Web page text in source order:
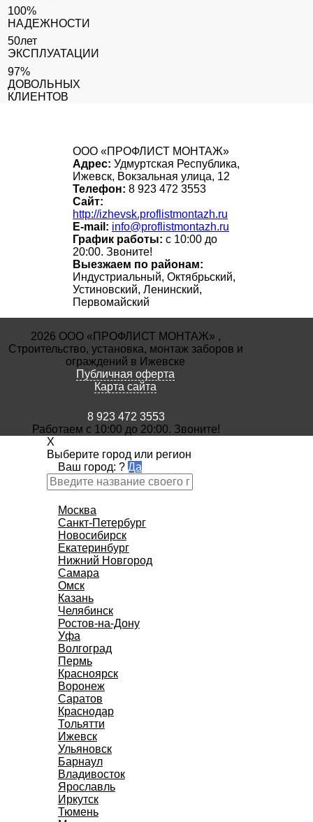
100%
НАДЕЖНОСТИ
50лет
ЭКСПЛУАТАЦИИ
97%
ДОВОЛЬНЫХ
КЛИЕНТОВ
ООО «ПРОФЛИСТ МОНТАЖ»
Адрес: Удмуртская Республика,
Ижевск, Вокзальная улица, 12
Телефон: 8 923 472 3553
Сайт:
http://izhevsk.proflistmontazh.ru
E-mail: info@proflistmontazh.ru
График работы: с 10:00 до
20:00. Звоните!
Выезжаем по районам:
Индустриальный, Октябрьский,
Устиновский, Ленинский,
Первомайский
2026 ООО «ПРОФЛИСТ МОНТАЖ» ,
Строительство, установка, монтаж заборов и
ограждений в Ижевске
Публичная оферта
Карта сайта
8 923 472 3553
Работаем с 10:00 до 20:00. Звоните!
X
Выберите город или регион
Ваш город: ? Да
Москва
Санкт-Петербург
Новосибирск
Екатеринбург
Нижний Новгород
Самара
Омск
Казань
Челябинск
Ростов-на-Дону
Уфа
Волгоград
Пермь
Красноярск
Воронеж
Саратов
Краснодар
Тольятти
Ижевск
Ульяновск
Барнаул
Владивосток
Ярославль
Иркутск
Тюмень